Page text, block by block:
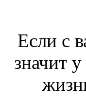
Если с
значит